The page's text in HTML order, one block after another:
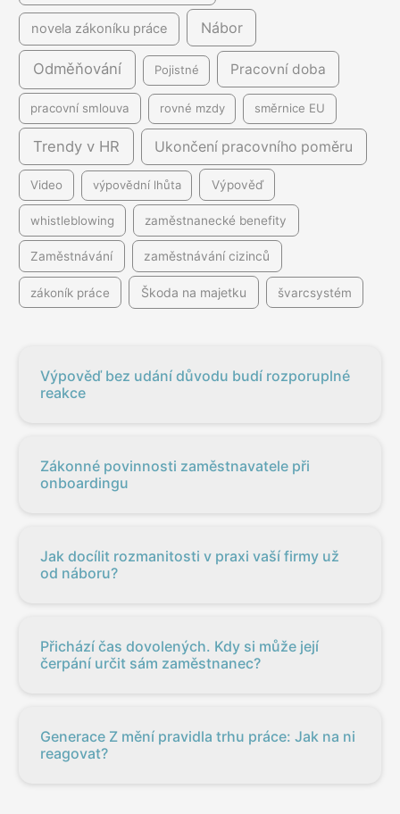
novela zákoníku práce Nábor
Odměňování Pojistné Pracovní doba
pracovní smlouva rovné mzdy směrnice EU
Trendy v HR Ukončení pracovního poměru
Video výpovědní lhůta Výpověď
whistleblowing zaměstnanecké benefity
Zaměstnávání zaměstnávání cizinců
zákoník práce Škoda na majetku švarcsystém
Výpověď bez udání důvodu budí rozporuplné
reakce
Zákonné povinnosti zaměstnavatele při
onboardingu
Jak docílit rozmanitosti v praxi vaší firmy už
od náboru?
Přichází čas dovolených. Kdy si může její
čerpání určit sám zaměstnanec?
Generace Z mění pravidla trhu práce: Jak na ni
reagovat?